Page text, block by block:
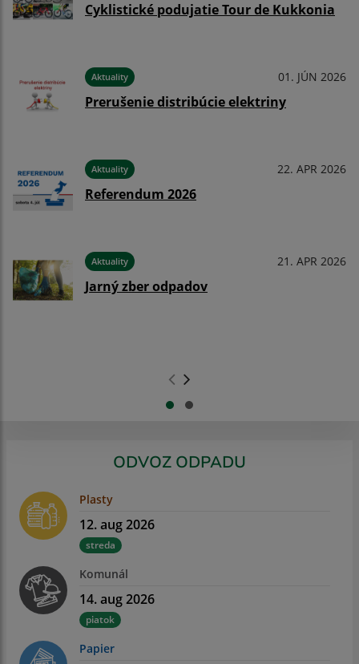
Cyklistické podujatie Tour de Kukkonia
Aktuality 01. JÚN 2026
Prerušenie distribúcie elektriny
Aktuality 22. APR 2026
Referendum 2026
Aktuality 21. APR 2026
Jarný zber odpadov
ODVOZ ODPADU
Plasty
12. aug 2026
streda
Komunál
14. aug 2026
piatok
Papier